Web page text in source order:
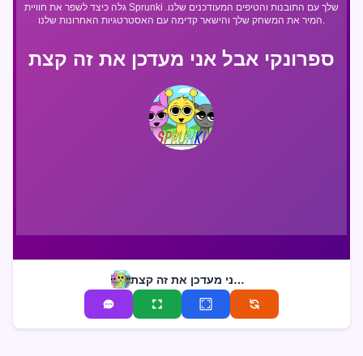
ספרונקי אבל אני מעדכן את זה קצת
גלה כיצד לשפר את חוויית Sprunki שלך עם התובנות והטיפים המעודכנים שלנו.
המיר את המשחק שלך והישאר קדימה עם האסטרטגיות האחרונות שלנו.
ספרונקי אבל אני מעדכן את זה קצת